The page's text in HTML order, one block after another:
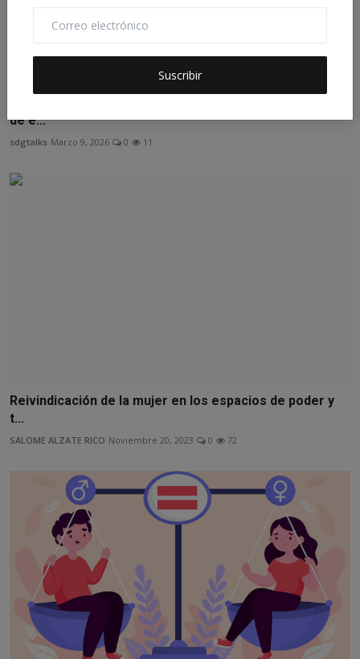
Suscribir
de e...
sdgtalks Marzo 9, 2026 0 11
Reivindicación de la mujer en los espacios de poder y
t...
SALOME ALZATE RICO Noviembre 20, 2023 0 72